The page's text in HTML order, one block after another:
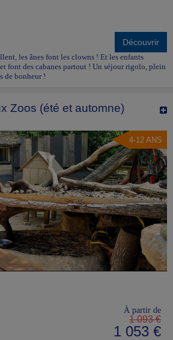
Découvrir
les ânes font les clowns ! Et les enfants
font des cabanes partout ! Un séjour rigolo, plein
de bonheur !
Zoos (été et automne)
4-12 ANS
À partir de
1 093 €
1 053 €